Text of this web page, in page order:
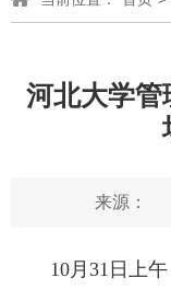
河北大学管
来源：
10月31日上